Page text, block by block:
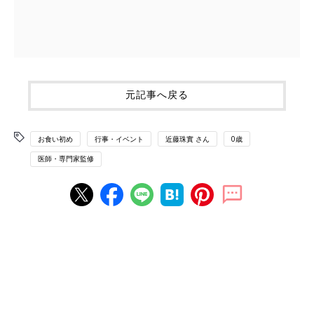
元記事へ戻る
お食い初め 行事・イベント 近藤珠實 さん 0歳
医師・専門家監修